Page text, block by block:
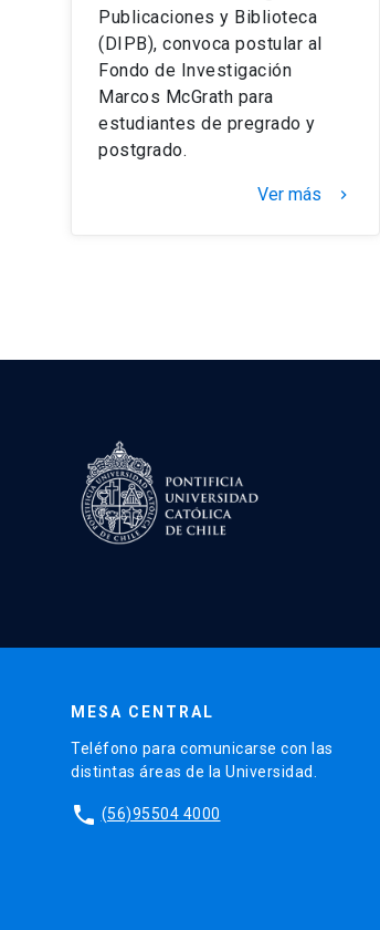
Publicaciones y Biblioteca
(DIPB), convoca postular al
Fondo de Investigación
Marcos McGrath para
estudiantes de pregrado y
postgrado.
Ver más keyboard_arrow_right
MESA CENTRAL
Teléfono para comunicarse con las
distintas áreas de la Universidad.
phone (56)95504 4000